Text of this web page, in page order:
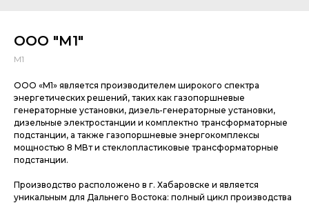
ООО "М1"
М1
ООО «М1» является производителем широкого спектра
энергетических решений, таких как газопоршневые
генераторные установки, дизель-генераторные установки,
дизельные электростанции и комплектно трансформаторные
подстанции, а также газопоршневые энергокомплексы
мощностью 8 МВт и стеклопластиковые трансформаторные
подстанции.
Производство расположено в г. Хабаровске и является
уникальным для Дальнего Востока: полный цикл производства